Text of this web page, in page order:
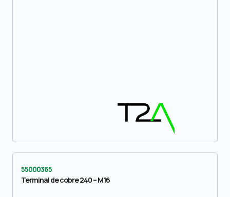
55000365
Terminal de cobre 240 – M16